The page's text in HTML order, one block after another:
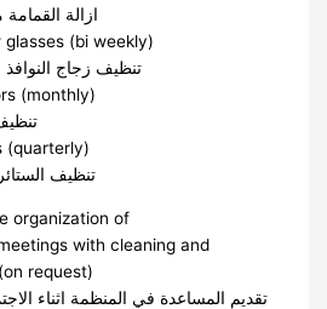
ازالة
glasses (bi weekly)
تنظيف زجاج
(monthly)
(quarterly)
تنظيف
organization of
with cleaning and
request)
تقديم المساعدة في المنظمة اثناء